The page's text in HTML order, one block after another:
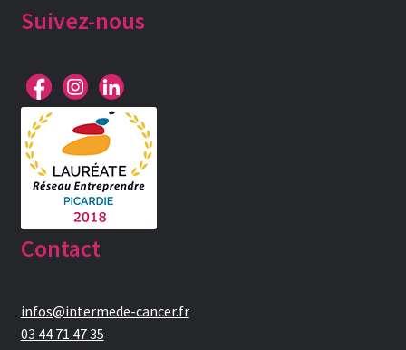
Suivez-nous
Contact
infos@intermede-cancer.fr
03 44 71 47 35